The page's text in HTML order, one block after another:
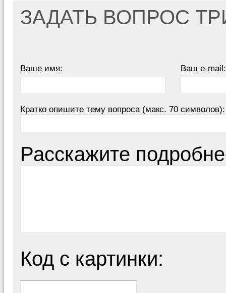
ЗАДАТЬ ВОПРОС
Ваше имя: Ваш e-mail:
Кратко опишите тему вопроса (макс. 70 символов):
Расскажите
Код с картинки: